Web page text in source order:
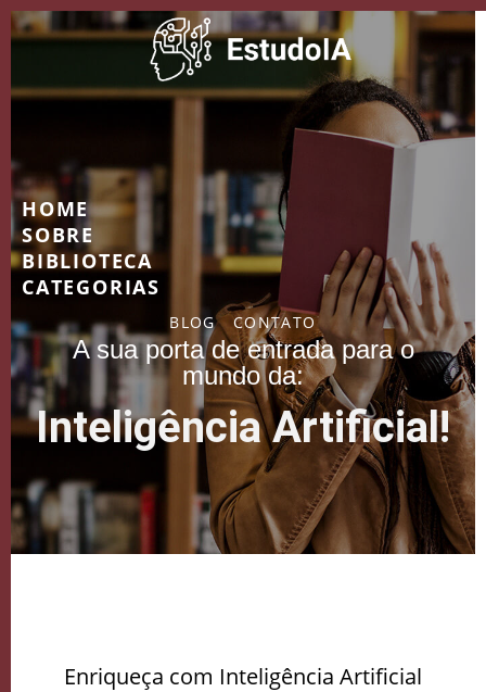
HOME
SOBRE
BIBLIOTECA
CATEGORIAS
BLOG CONTATO
A sua porta de entrada para o
mundo da:
Inteligência Artificial!
Enriqueça com Inteligência Artificial